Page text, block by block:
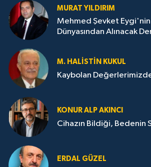
MURAT YILDIRIM
Mehmed Şevket Eygi'nin
Dünyasından Alınacak
M. HALISTIN KUKUL
Kaybolan
KONUR ALP AKINCI
Cihazın Bildiği, Bedenin
ERDAL GÜZEL